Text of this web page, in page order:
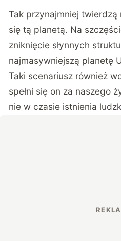
Tak przynajmniej
się tą planetą. Na
zniknięcie słynnych
najmasywniejszą planetę
Taki scenariusz również
spełni się on za naszego
nie w czasie istnienia